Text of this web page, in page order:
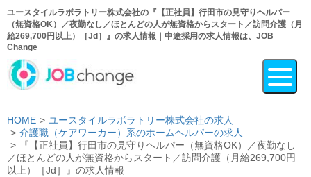
ユースタイルラボラトリー株式会社の『【正社員】行田市の見守りヘルパー
（無資格OK）／夜勤なし／ほとんどの人が無資格からスタート／訪問介護（月
給269,700円以上）［Jd］』の求人情報｜中途採用の求人情報は、JOB
Change
HOME
ユースタイルラボラトリー株式会社の求人
介護職（ケアワーカー）系のホームヘルパーの求人
『【正社員】行田市の見守りヘルパー（無資格OK）／夜勤なし
／ほとんどの人が無資格からスタート／訪問介護（月給269,700円
以上）［Jd］』の求人情報